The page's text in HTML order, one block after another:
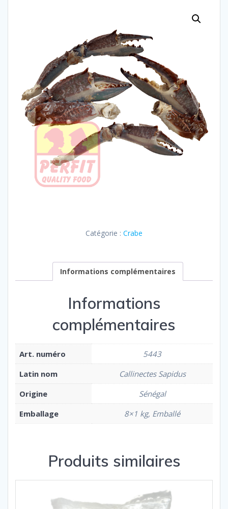
Catégorie : Crabe
Informations complémentaires
Informations
complémentaires
Art. numéro
5443
Latin nom
Callinectes Sapidus
Origine
Sénégal
Emballage
8×1 kg, Emballé
Produits similaires